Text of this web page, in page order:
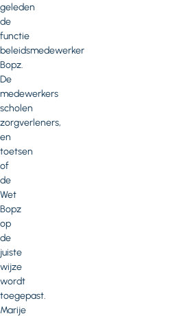
geleden
de
functie
beleidsmedewerker
Bopz.
De
medewerkers
scholen
zorgverleners,
en
toetsen
of
de
Wet
Bopz
op
de
juiste
wijze
wordt
toegepast.
Marije